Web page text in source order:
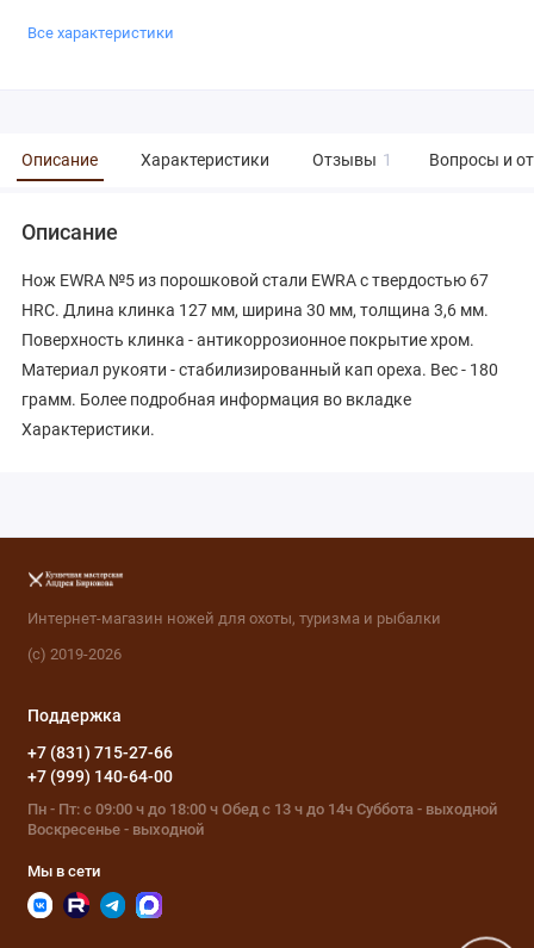
Все характеристики
Описание Характеристики Отзывы 1 Вопросы и
Описание
Нож EWRA №5 из порошковой стали EWRA с твердостью 67
HRC. Длина клинка 127 мм, ширина 30 мм, толщина 3,6 мм.
Поверхность клинка - антикоррозионное покрытие хром.
Материал рукояти - стабилизированный кап ореха. Вес - 180
грамм. Более подробная информация во вкладке
Характеристики.
Интернет-магазин ножей для охоты, туризма и рыбалки
(с) 2019-2026
Поддержка
+7 (831) 715-27-66
+7 (999) 140-64-00
Пн - Пт: с 09:00 ч до 18:00 ч Обед с 13 ч до 14ч Суббота - выходной
Воскресенье - выходной
Мы в сети